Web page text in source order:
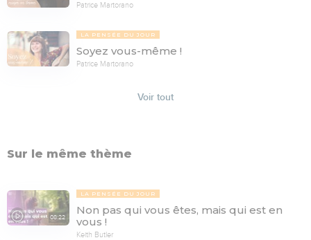
Patrice Martorano
LA PENSÉE DU JOUR
Soyez vous-même !
Patrice Martorano
Voir tout
Sur le même thème
08:22
LA PENSÉE DU JOUR
Non pas qui vous êtes, mais qui est en
vous !
Keith Butler